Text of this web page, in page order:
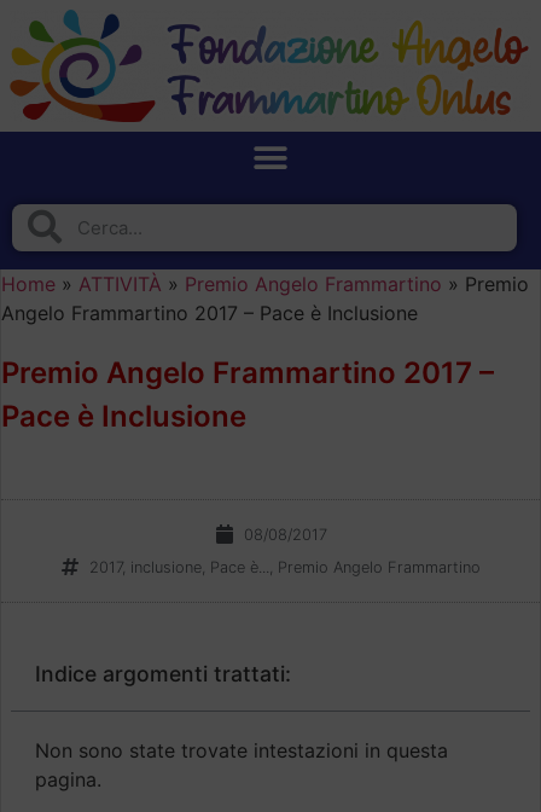
Home » ATTIVITÀ » Premio Angelo Frammartino » Premio
Angelo Frammartino 2017 – Pace è Inclusione
Premio Angelo Frammartino 2017 –
Pace è Inclusione
08/08/2017
2017, inclusione Pace è... Premio Angelo Frammartino
Indice argomenti trattati:
Non sono state trovate intestazioni in questa
pagina.